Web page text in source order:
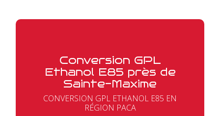
Conversion GPL
Ethanol E85 près de
Sainte-Maxime
CONVERSION GPL ETHANOL E85 EN
RÉGION PACA